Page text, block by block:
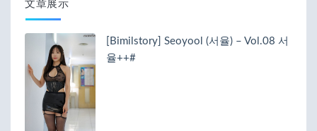
文章展示
[Bimilstory] Seoyool (서율) – Vol.08 서
율++#